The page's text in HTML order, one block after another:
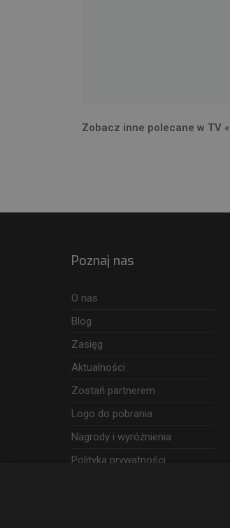
Zobacz inne polecane w TV «
Poznaj nas
O nas
Blog
Zasięg
Aktualności
Zostań partnerem
Logo do pobrania
Nagrody i wyróżnienia
Polityka prywatności